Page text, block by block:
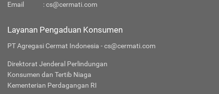
Email
:cs@cermati.com
Layanan Pengaduan Konsumen
PT Agregasi Cermat Indonesia - cs@cermati.com
Direktorat Jenderal Perlindungan
Konsumen dan Tertib Niaga
Kementerian Perdagangan RI